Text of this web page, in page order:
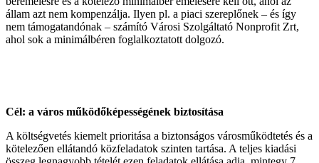
állam azt nem kompenzálja. Ilyen pl. a piaci szereplőnek – és így
nem támogatandónak – számító Városi Szolgáltató Nonprofit Zrt,
ahol sok a minimálbéren foglalkoztatott dolgozó.
Cél: a város működőképességének biztosítása
A költségvetés kiemelt prioritása a biztonságos városműködtetés és a
kötelezően ellátandó közfeladatok szinten tartása. A teljes kiadási